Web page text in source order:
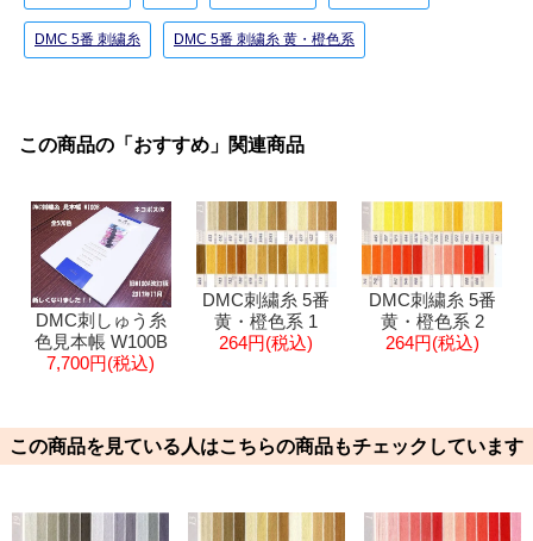
DMC 5番 刺繍糸 DMC 5番 刺繍糸 黄・橙色系
この商品の「おすすめ」関連商品
DMC刺しゅう糸
色見本帳 W100B
7,700円(税込)
DMC刺繍糸 5番
黄・橙色系 1
264円(税込)
DMC刺繍糸 5番
黄・橙色系 2
264円(税込)
この商品を見ている人はこちらの商品もチェックしています